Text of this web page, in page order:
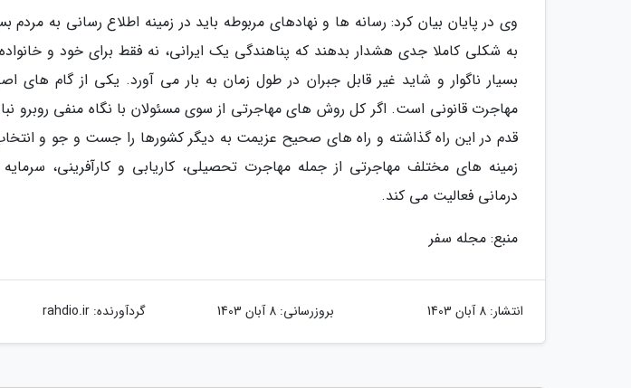
وی در پایان بیان کرد: رسانه ها و نهادهای مربوطه باید در زمینه اطلاع رسانی به مردم
به شکلی کاملا جدی هشدار بدهند که پناهندگی یک ایرانی، نه فقط برای خود و
بسیار ناگوار و شاید غیر قابل جبران در طول زمان به بار می آورد. یکی از گام های
مهاجرت قانونی است. اگر کل روش های مهاجرتی از سوی مسئولان با نگاه منفی روبرو
قدم در این راه گذاشته و راه های صحیح عزیمت به دیگر کشورها را جست و جو و
زمینه های مختلف مهاجرتی از جمله مهاجرت تحصیلی، کاریابی و کارآفرینی،
درمانی فعالیت می کند.
منبع: مجله سفر
انتشار: 8 آبان 1403 بروزرسانی: 8 آبان 1403 گردآورنده:rahdio.ir